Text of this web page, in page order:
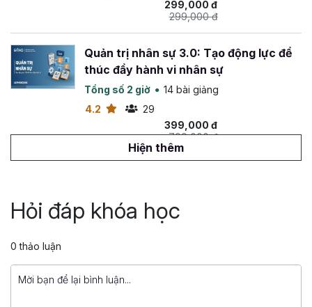
Hường, Du học Nhật Bản Anido...299,000 đ
299,000 đ
Quản trị nhân sự 3.0: Tạo động lực để
thúc đẩy hành vi nhân sự
Tổng số 2 giờ
14 bài giảng
4.2
29
399,000 đ
799,000 đ
27
Trở thành nhà quản lý hiệu quả: Nâng
Hiện thêm
Hỏi đáp khóa học
0 thảo luận